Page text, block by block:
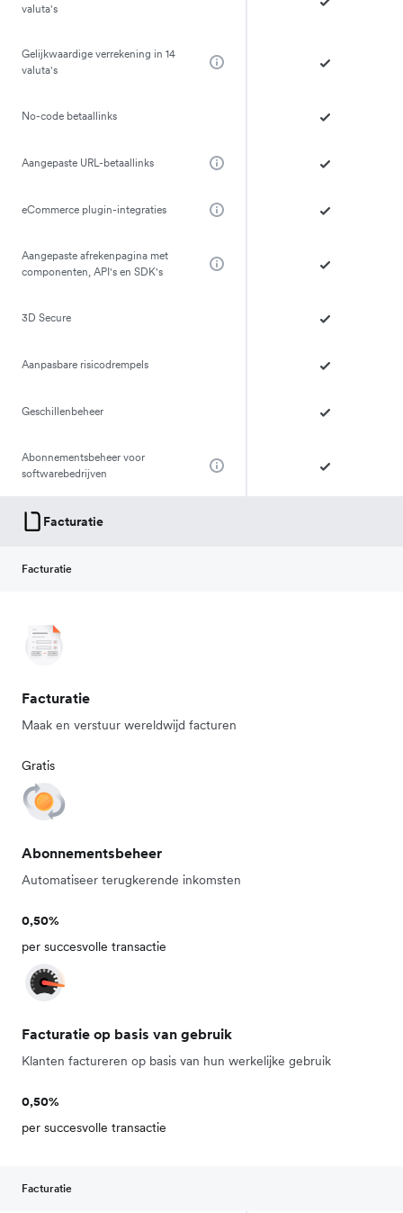
valuta's
Gelijkwaardige verrekening in 14
valuta's
No-code betaallinks
Aangepaste URL-betaallinks
eCommerce plugin-integraties
Aangepaste afrekenpagina met
componenten, API's en SDK's
3D Secure
Aanpasbare risicodrempels
Geschillenbeheer
Abonnementsbeheer voor
softwarebedrijven
Facturatie
Facturatie
Facturatie
Maak en verstuur wereldwijd facturen
Gratis
Abonnementsbeheer
Automatiseer terugkerende inkomsten
0,50%
per succesvolle transactie
Facturatie op basis van gebruik
Klanten factureren op basis van hun werkelijke gebruik
0,50%
per succesvolle transactie
Facturatie